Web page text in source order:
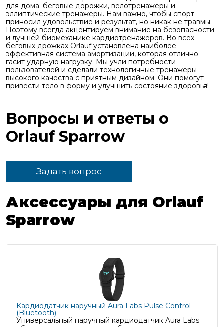
для дома: беговые дорожки, велотренажеры и
эллиптические тренажеры. Нам важно, чтобы спорт
приносил удовольствие и результат, но никак не травмы.
Поэтому всегда акцентируем внимание на безопасности
и лучшей биомеханике кардиотренажеров. Во всех
беговых дрожках Orlauf установлена наиболее
эффективная система амортизации, которая отлично
гасит ударную нагрузку. Мы учли потребности
пользователей и сделали технологичные тренажеры
высокого качества с приятным дизайном. Они помогут
привести тело в форму и улучшить состояние здоровья!
Вопросы и ответы о
Orlauf Sparrow
Задать вопрос
Аксессуары для Orlauf
Sparrow
Кардиодатчик наручный Aura Labs Pulse Control
(Bluetooth)
Универсальный наручный кардиодатчик Aura Labs